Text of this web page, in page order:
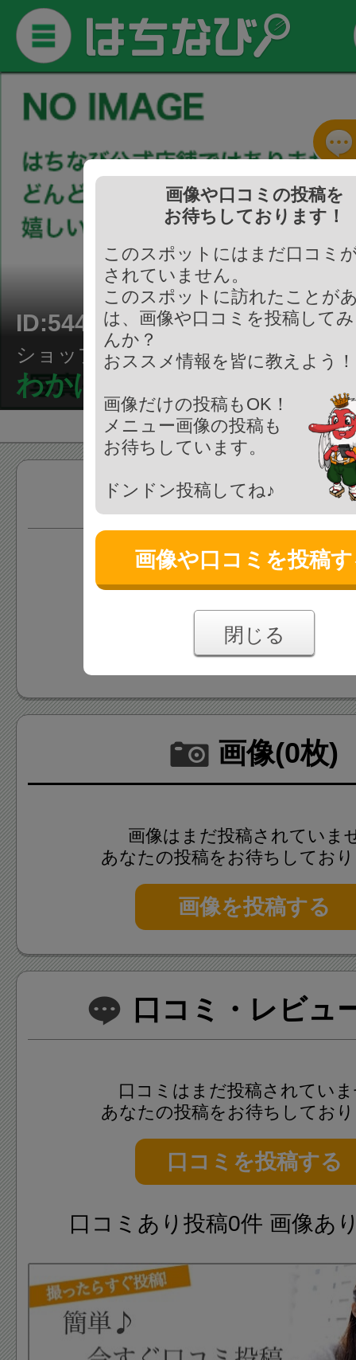
ID:544527
ショップ/酒屋
わかばやし
商品
情報がまだ登録されていま
情報を追加する
画像(0枚)
画像はまだ投稿されていま
あなたの投稿をお待ちしてお
画像を投稿する
口コミ・レビュ
口コミはまだ投稿されてい
あなたの投稿をお待ちしてお
口コミを投稿する
口コミあり投稿0件 画像あ
画像や口コミの投稿を
お待ちしております！
このスポットにはまだ口コミ
されていません。
このスポットに訪れたことが
は、画像や口コミを投稿して
んか？
おススメ情報を皆に教えよう
画像だけの投稿もOK！
メニュー画像の投稿も
お待ちしています。
ドンドン投稿してね♪
画像や口コミを投稿
閉じる